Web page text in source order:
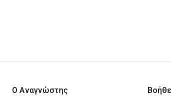
Ο Αναγνώστης